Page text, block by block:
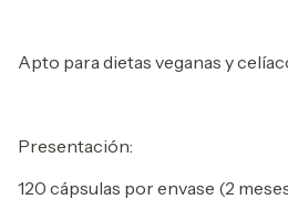
Apto para dietas veganas y
Presentación:
120 cápsulas por envase (2